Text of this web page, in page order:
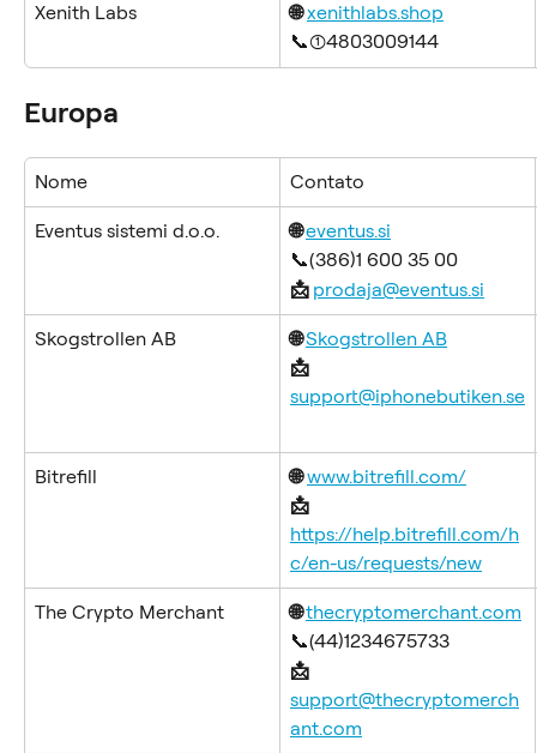
Xenith Labs 🌐 xenithlabs.shop
📞(1)4803009144
Europa
Nome Contato
Eventus sistemi d.o.o. 🌐 eventus.si
📞(386)1 600 35 00
📩 prodaja@eventus.si
Skogstrollen AB 🌐 Skogstrollen AB
📩
support@iphonebutiken.se
Bitrefill 🌐 www.bitrefill.com/
📩
https://help.bitrefill.com/h
c/en-us/requests/new
The Crypto Merchant 🌐 thecryptomerchant.com
📞(44)1234675733
📩
support@thecryptomerch
ant.com